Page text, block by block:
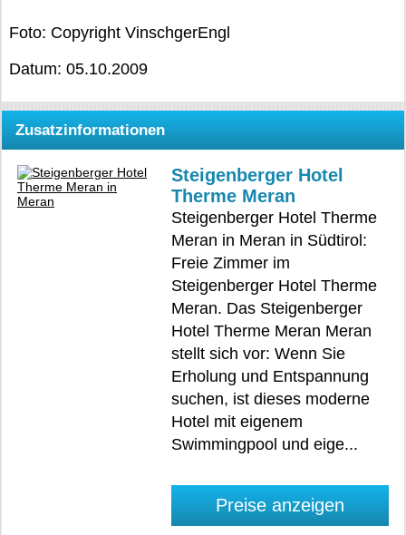
Foto: Copyright VinschgerEngl
Datum: 05.10.2009
Zusatzinformationen
Steigenberger Hotel
Therme Meran
Steigenberger Hotel Therme
Meran in Meran in Südtirol:
Freie Zimmer im
Steigenberger Hotel Therme
Meran. Das Steigenberger
Hotel Therme Meran Meran
stellt sich vor: Wenn Sie
Erholung und Entspannung
suchen, ist dieses moderne
Hotel mit eigenem
Swimmingpool und eige...
Preise anzeigen